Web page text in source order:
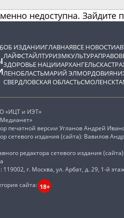
недоступна. Зайдите
ОБ ИЗДАНИИГЛАВНАЯВСЕ НОВОСТИ
ЛАЙФСТАЙЛТУРИЗМКУЛЬТУРА
ЗДОРОВЬЕ НАЦИИАРХАНГЕЛЬСК
ЛЕНОБЛАСТЬМАРИЙ ЭЛМОРДОВИЯ
СВЕРДЛОВСКАЯ ОБЛАСТЬСМОЛЕНСК
«ИЦТ и ИЭТ»
печатной версии Угланов Андрей
сетевого издания (сайта): Вавилов
редактора сетевого издания
г. Москва, ул. Арбат, д. 29, 1-й
сайта: 18+